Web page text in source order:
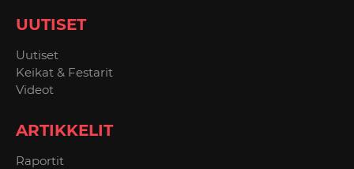
UUTISET
Uutiset
Keikat & Festarit
Videot
ARTIKKELIT
Raportit